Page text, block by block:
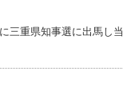
三重県知事選に出馬し当